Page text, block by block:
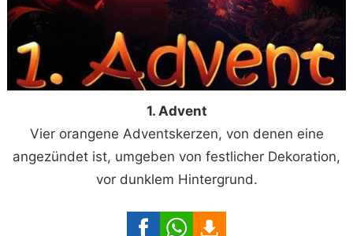
1. Advent
Vier orangene Adventskerzen, von denen eine
angezündet ist, umgeben von festlicher Dekoration,
vor dunklem Hintergrund.